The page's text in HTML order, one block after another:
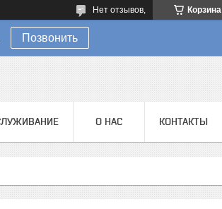
Корзина
Нет отзывов,
Позвонить
О НАС КОНТАКТЫ